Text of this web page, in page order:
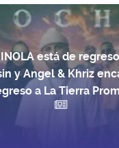
está de
y Angel & Khriz
a La Tierra